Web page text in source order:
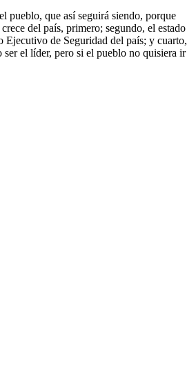
pueblo, que así seguirá siendo, porque
del país, primero; segundo, el estado
Ejecutivo de Seguridad del país; y cuarto,
el líder, pero si el pueblo no quisiera ir